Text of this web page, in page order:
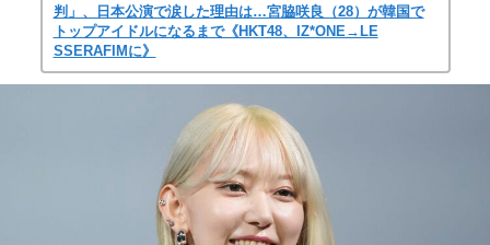
判」、日本公演で涙した理由は…宮脇咲良（28）が韓国で
トップアイドルになるまで《HKT48、IZ*ONE→LE
SSERAFIMに》